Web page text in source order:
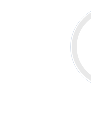
我公司有经验
网财税系统，构建
中小微企业享受助
效
快合财税依托“
规模化为目标，凭
心等核心优势，快
的